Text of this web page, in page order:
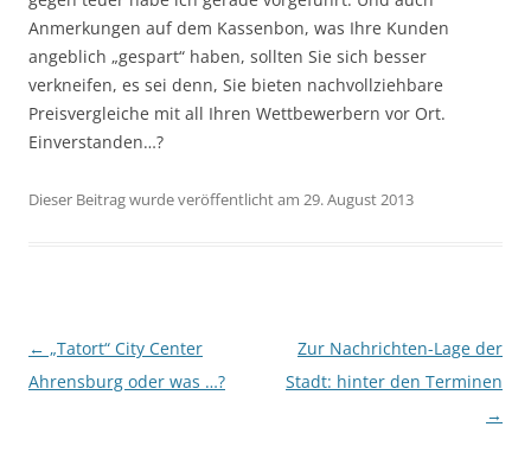
Anmerkungen auf dem Kassenbon, was Ihre Kunden
angeblich „gespart“ haben, sollten Sie sich besser
verkneifen, es sei denn, Sie bieten nachvollziehbare
Preisvergleiche mit all Ihren Wettbewerbern vor Ort.
Einverstanden…?
Dieser Beitrag wurde veröffentlicht am 29. August 2013
Beitragsnavigation
← „Tatort“ City Center
Ahrensburg oder was …?
Zur Nachrichten-Lage der
Stadt: hinter den Terminen
→